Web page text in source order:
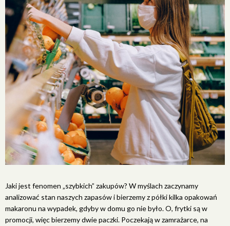
Jaki jest fenomen „szybkich” zakupów? W myślach zaczynamy
analizować stan naszych zapasów i bierzemy z półki kilka opakowań
makaronu na wypadek, gdyby w domu go nie było. O, frytki są w
promocji, więc bierzemy dwie paczki. Poczekają w zamrażarce, na